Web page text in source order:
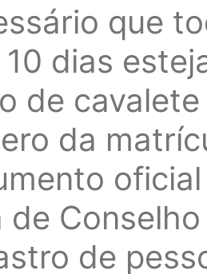
que
10 dias
de cavalete
da
de
de